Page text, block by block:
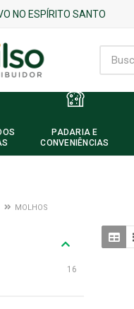
NO ESPÍRITO SANTO
PADARIA E
CONVENIÊNCIAS
MOLHOS
16